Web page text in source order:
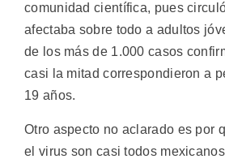
comunidad científica, pues
afectaba sobre todo a adultos
de los más de 1.000 casos
casi la mitad correspondieron a
19 años.
Otro aspecto no aclarado es por
el virus son casi todos